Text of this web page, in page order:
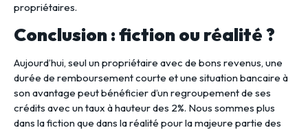
propriétaires.
Conclusion : fiction ou réalité ?
Aujourd’hui, seul un propriétaire avec de bons revenus, une
durée de remboursement courte et une situation bancaire à
son avantage peut bénéficier d’un regroupement de ses
crédits avec un taux à hauteur des 2%. Nous sommes plus
dans la fiction que dans la réalité pour la majeure partie des